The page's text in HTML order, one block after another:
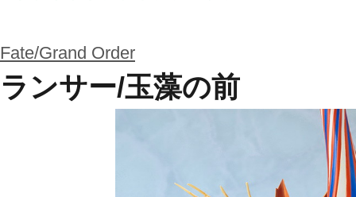
Fate/Grand Order
ランサー/玉藻の前